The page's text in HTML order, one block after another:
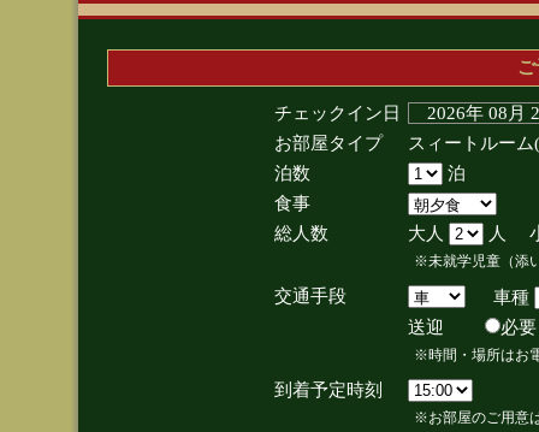
チェックイン日
2026年 08
お部屋タイプ
スィートルー
泊数
泊
食事
総人数
大人 人
※未就学児童（添
交通手段
車種
送迎
※時間・場所はお
到着予定時刻
※お部屋のご用意